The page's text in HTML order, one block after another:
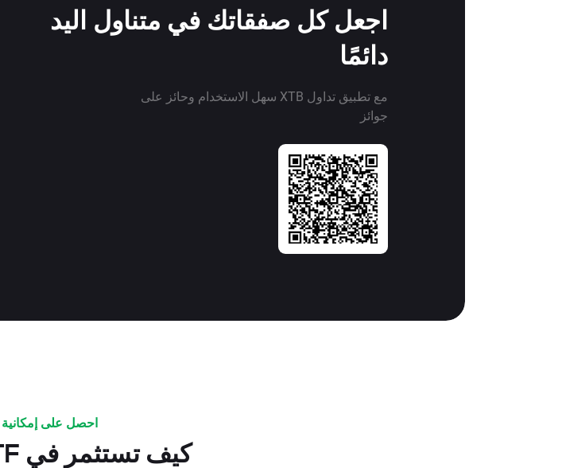
اجعل كل صفقاتك في متناول اليد
دائمًا
مع تطبيق تداول XTB سهل الاستخدام وحائز على
جوائز
احصل على
كيف تستثمر في ETF في XTB؟